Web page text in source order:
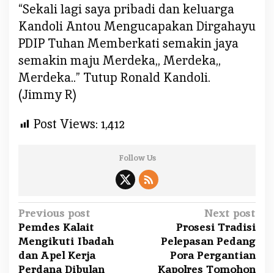
“Sekali lagi saya pribadi dan keluarga
Kandoli Antou Mengucapakan Dirgahayu
PDIP Tuhan Memberkati semakin jaya
semakin maju Merdeka,, Merdeka,,
Merdeka..” Tutup Ronald Kandoli.
(Jimmy R)
Post Views: 1,412
Follow Us
P
o
s
t
Previous post
Pemdes Kalait
Mengikuti Ibadah
dan Apel Kerja
Perdana Dibulan
Next post
Prosesi Tradisi
Pelepasan Pedang
Pora Pergantian
Kapolres Tomohon